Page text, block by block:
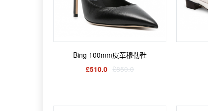
Bing 100mm皮革穆勒鞋
£510.0 £850.0